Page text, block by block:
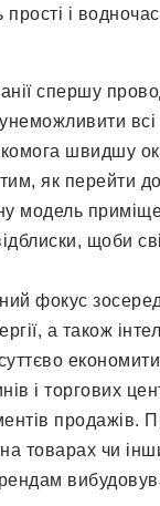
і
спершу
всі
швидшу
як перейти
модель
щоби
фокус
а також
і торгових
продажів.
товарах чи